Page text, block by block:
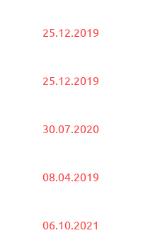
25.12.2019
25.12.2019
30.07.2020
08.04.2019
06.10.2021